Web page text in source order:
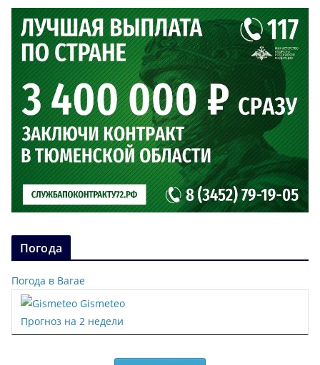
Погода
Погода в Вагае
Gismeteo
Прогноз на 2 недели